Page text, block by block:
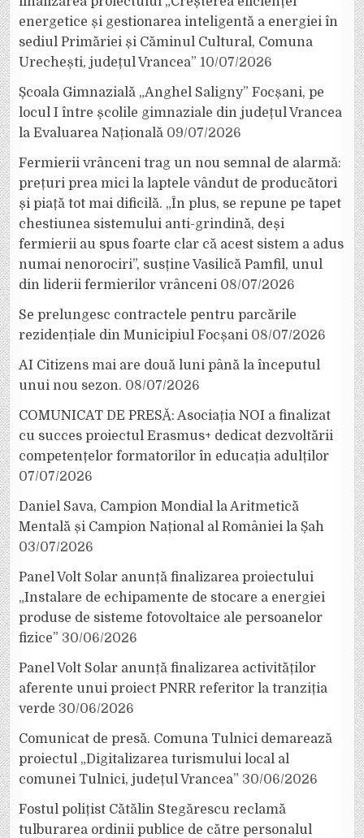
energetice și gestionarea inteligentă a energiei în
sediul Primăriei și Căminul Cultural, Comuna
Urechești, județul Vrancea” 10/07/2026
Școala Gimnazială „Anghel Saligny” Focșani, pe
locul I între școlile gimnaziale din județul Vrancea
la Evaluarea Națională 09/07/2026
Fermierii vrânceni trag un nou semnal de alarmă:
prețuri prea mici la laptele vândut de producători
și piață tot mai dificilă. „În plus, se repune pe tapet
chestiunea sistemului anti-grindină, deși
fermierii au spus foarte clar că acest sistem a adus
numai nenorociri”, susține Vasilică Pamfil, unul
din liderii fermierilor vrânceni 08/07/2026
Se prelungesc contractele pentru parcările
rezidențiale din Municipiul Focșani 08/07/2026
AI Citizens mai are două luni până la începutul
unui nou sezon. 08/07/2026
COMUNICAT DE PRESĂ: Asociația NOI a finalizat
cu succes proiectul Erasmus+ dedicat dezvoltării
competențelor formatorilor în educația adulților
07/07/2026
Daniel Sava, Campion Mondial la Aritmetică
Mentală și Campion Național al României la Șah
03/07/2026
Panel Volt Solar anunță finalizarea proiectului
„Instalare de echipamente de stocare a energiei
produse de sisteme fotovoltaice ale persoanelor
fizice” 30/06/2026
Panel Volt Solar anunță finalizarea activităților
aferente unui proiect PNRR referitor la tranziția
verde 30/06/2026
Comunicat de presă. Comuna Tulnici demarează
proiectul „Digitalizarea turismului local al
comunei Tulnici, județul Vrancea” 30/06/2026
Fostul polițist Cătălin Stegărescu reclamă
tulburarea ordinii publice de către personalul